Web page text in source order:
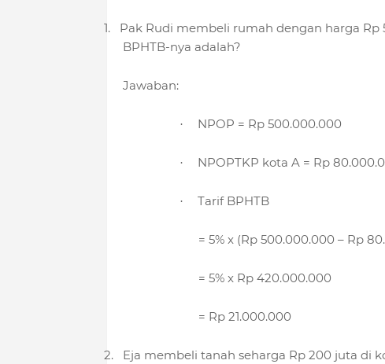
1.
Pak Rudi membeli rumah dengan harga
BPHTB-nya adalah?
Jawaban:
· NPOP = Rp 500.000.000
· NPOPTKP kota A = Rp
· Tarif BPHTB
= 5% x (Rp 500.000.000 – Rp
= 5% x Rp 420.000.000
= Rp 21.000.000
2.
Eja membeli tanah seharga Rp 200 juta di